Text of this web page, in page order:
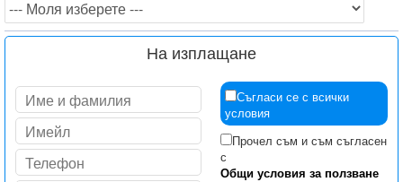
На изплащане
Съгласи се с всички
условия
Прочел съм и съм съгласен
с
Общи условия за ползване